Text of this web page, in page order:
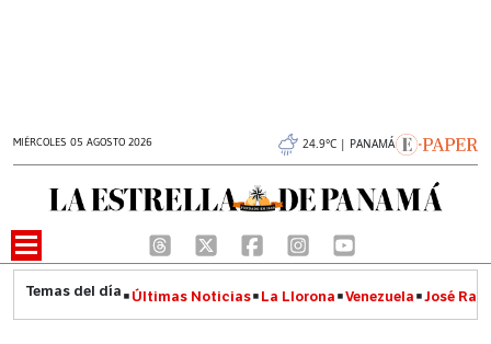
MIÉRCOLES 05 AGOSTO 2026 24.9°C | PANAMÁ
Últimas Noticias La Llorona Venezuela José